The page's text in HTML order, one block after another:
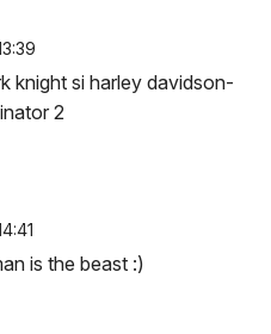
knight si harley davidson-
2
is the beast :)